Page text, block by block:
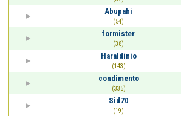
Abupahi
(54)
formister
(38)
Haraldinio
(143)
condimento
(335)
Sid70
(19)